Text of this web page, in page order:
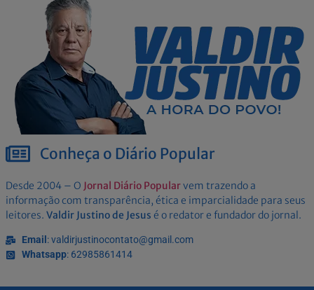
Conheça o Diário Popular
Desde 2004 – O Jornal Diário Popularvem trazendo a
informação com transparência, ética e imparcialidade para seus
leitores. Valdir Justino de Jesus é o redator e fundador do jornal.
Email : valdirjustinocontato@gmail.com
Whatsapp: 62985861414